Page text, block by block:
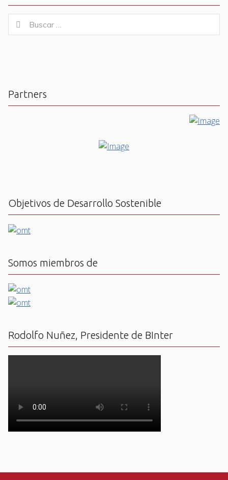
for:
Buscar
Partners
Objetivos de Desarrollo Sostenible
Somos miembros de
Rodolfo Nuñez, Presidente de BInter